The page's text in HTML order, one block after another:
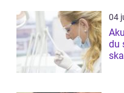
04
du